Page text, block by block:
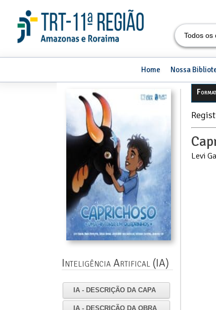
Todos os
Home Nossa
Inteligência Artifical (IA)
IA - DESCRIÇÃO DA CAPA
IA - DESCRIÇÃO DA OBRA
Levi